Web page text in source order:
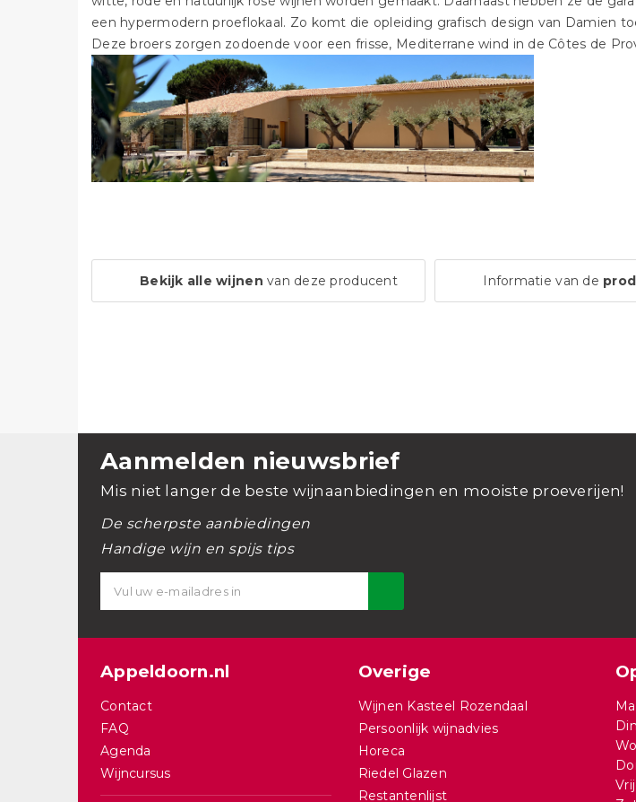
een hypermodern proeflokaal. Zo komt die opleiding grafisch design van Damien
Deze broers zorgen zodoende voor een frisse, Mediterrane wind in de Côtes de
Bekijk alle wijnen van deze producent Informatie van de
Aanmelden nieuwsbrief
Mis niet langer de beste wijnaanbiedingen en mooiste proeverijen!
De scherpste aanbiedingen
Handige wijn en spijs tips
Appeldoorn.nl
Contact
FAQ
Agenda
Wijncursus
Overige
Wijnen Kasteel Rozendaal
Persoonlijk wijnadvies
Horeca
Riedel Glazen
Restantenlijst